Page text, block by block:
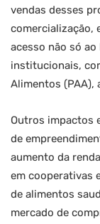
vendas desses
comercialização,
acesso não só
institucionais,
Alimentos (PAA),
Outros impactos
de
aumento da
em cooperativas
de alimentos
mercado de